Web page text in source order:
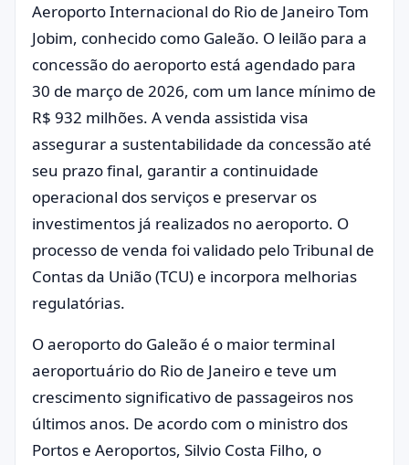
Aeroporto Internacional do Rio de Janeiro Tom
Jobim, conhecido como Galeão. O leilão para a
concessão do aeroporto está agendado para
30 de março de 2026, com um lance mínimo de
R$ 932 milhões. A venda assistida visa
assegurar a sustentabilidade da concessão até
seu prazo final, garantir a continuidade
operacional dos serviços e preservar os
investimentos já realizados no aeroporto. O
processo de venda foi validado pelo Tribunal de
Contas da União (TCU) e incorpora melhorias
regulatórias.
O aeroporto do Galeão é o maior terminal
aeroportuário do Rio de Janeiro e teve um
crescimento significativo de passageiros nos
últimos anos. De acordo com o ministro dos
Portos e Aeroportos, Silvio Costa Filho, o